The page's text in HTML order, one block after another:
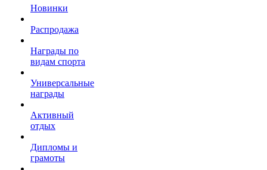
Новинки
Распродажа
Награды по
видам спорта
Универсальные
награды
Активный
отдых
Дипломы и
грамоты